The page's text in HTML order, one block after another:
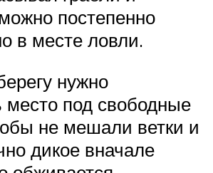
постепенно
в месте ловли.
нужно
место под свободные
не мешали ветки и
дикое вначале